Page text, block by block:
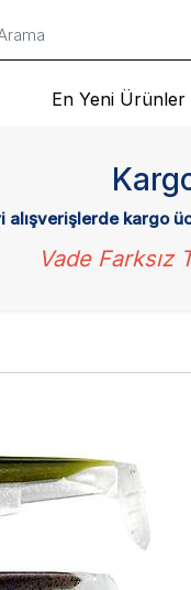
En Yeni Ürünler
alışverişlerde kargo
Vade Farksız